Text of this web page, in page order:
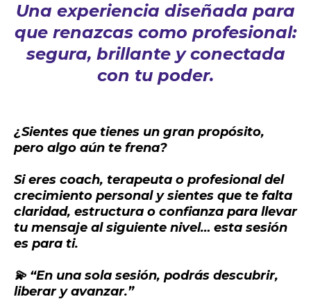
Una experiencia diseñada para
que renazcas como profesional:
segura, brillante y conectada
con tu poder.
¿Sientes que tienes un gran propósito,
pero algo aún te frena?
Si eres coach, terapeuta o profesional del
crecimiento personal y sientes que te falta
claridad, estructura o confianza para llevar
tu mensaje al siguiente nivel… esta sesión
es para ti.
💫 “En una sola sesión, podrás descubrir,
liberar y avanzar.”